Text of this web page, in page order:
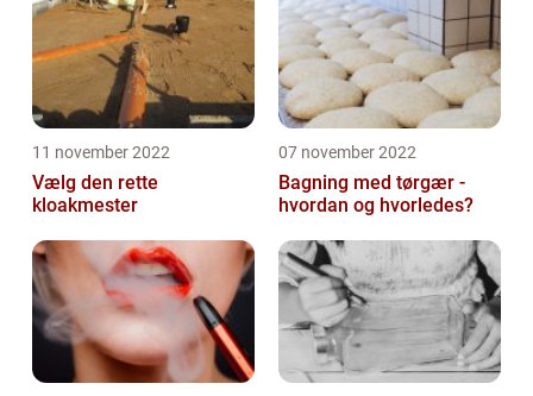
11 november 2022
Vælg den rette
kloakmester
07 november 2022
Bagning med tørgær -
hvordan og hvorledes?